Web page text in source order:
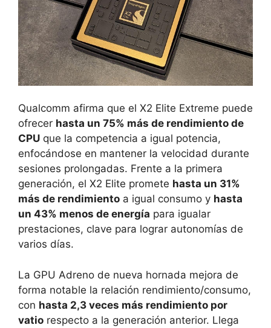
Qualcomm afirma que el X2 Elite Extreme puede
ofrecer hasta un 75% más de rendimiento de
CPU que la competencia a igual potencia,
enfocándose en mantener la velocidad durante
sesiones prolongadas. Frente a la primera
generación, el X2 Elite promete hasta un 31%
más de rendimiento a igual consumo y hasta
un 43% menos de energía para igualar
prestaciones, clave para lograr autonomías de
varios días.
La GPU Adreno de nueva hornada mejora de
forma notable la relación rendimiento/consumo,
con hasta 2,3 veces más rendimiento por
vatio respecto a la generación anterior. Llega